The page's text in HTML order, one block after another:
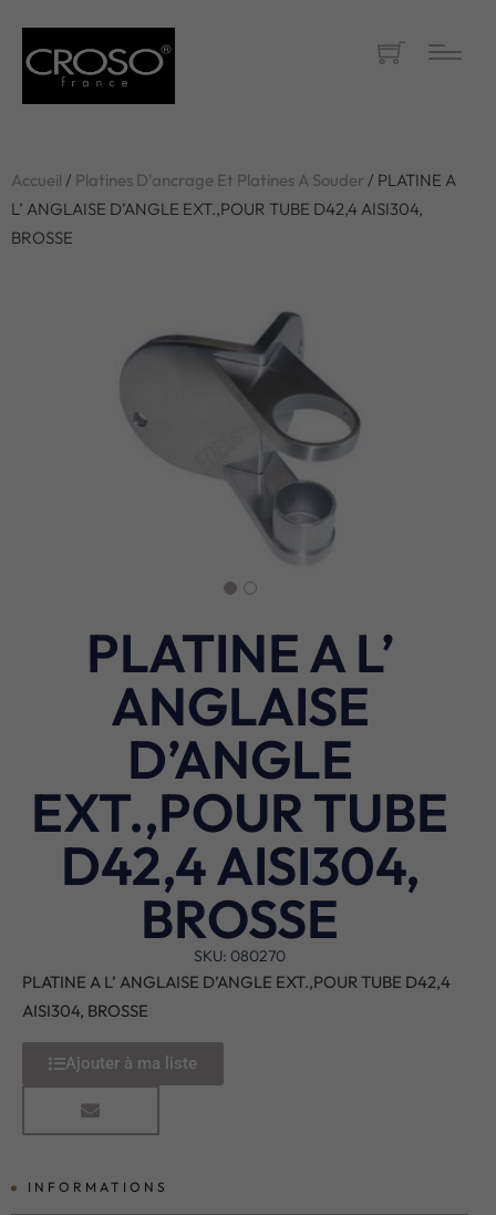
Accueil / Platines D'ancrage Et Platines A Souder/ PLATINE A
L’ ANGLAISE D’ANGLE EXT.,POUR TUBE D42,4 AISI304,
BROSSE
PLATINE A L’
ANGLAISE
D’ANGLE
EXT.,POUR TUBE
D42,4 AISI304,
BROSSE
SKU: 080270
PLATINE A L’ ANGLAISE D’ANGLE EXT.,POUR TUBE D42,4
AISI304, BROSSE
Ajouter à ma liste
INFORMATIONS